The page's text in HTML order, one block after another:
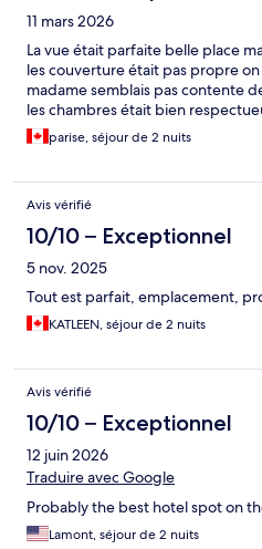
11 mars 2026
La vue était parfaite belle place
les couverture était pas propre
madame semblais pas contente
les chambres était bien
parise, séjour de 2 nuits
Avis vérifié
10/10 – Exceptionnel
5 nov. 2025
Tout est parfait, emplacement,
KATLEEN, séjour de 2 nuits
Avis vérifié
10/10 – Exceptionnel
12 juin 2026
Traduire avec Google
Probably the best hotel spot on
Lamont, séjour de 2 nuits